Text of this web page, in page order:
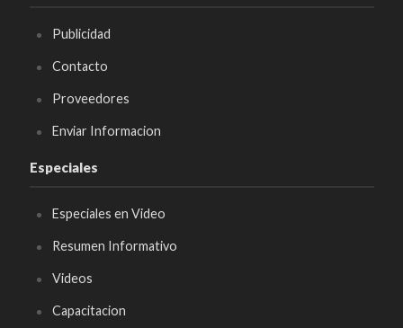
Publicidad
Contacto
Proveedores
Enviar Informacion
Especiales
Especiales en Video
Resumen Informativo
Videos
Capacitacion